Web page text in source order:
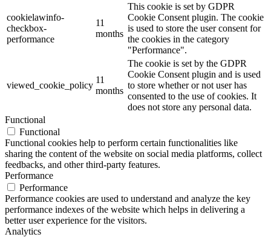
cookielawinfo-
checkbox-
performance
11
months
This cookie is set by GDPR
Cookie Consent plugin. The cookie
is used to store the user consent for
the cookies in the category
"Performance".
viewed_cookie_policy
11
months
The cookie is set by the GDPR
Cookie Consent plugin and is used
to store whether or not user has
consented to the use of cookies. It
does not store any personal data.
Functional
Functional
Functional cookies help to perform certain functionalities like
sharing the content of the website on social media platforms, collect
feedbacks, and other third-party features.
Performance
Performance
Performance cookies are used to understand and analyze the key
performance indexes of the website which helps in delivering a
better user experience for the visitors.
Analytics